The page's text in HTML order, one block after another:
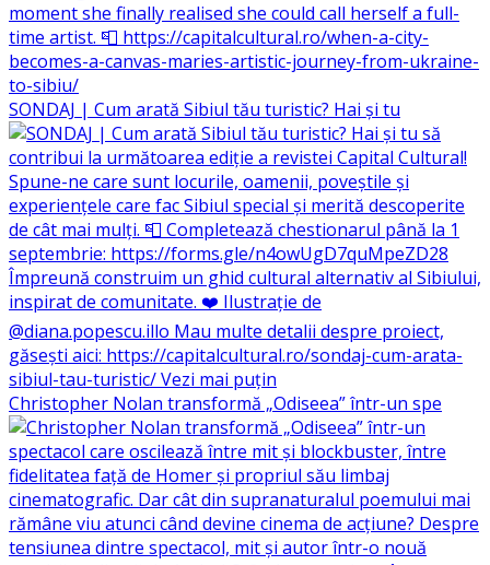
SONDAJ | Cum arată Sibiul tău turistic? Hai și tu
Christopher Nolan transformă „Odiseea” într-un spe